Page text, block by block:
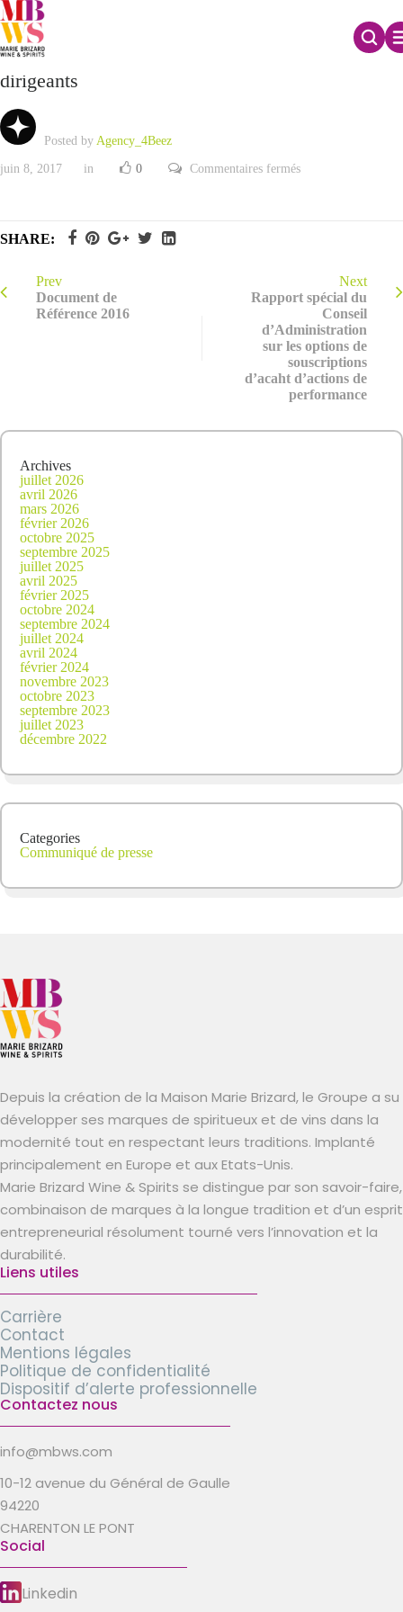
Rapport spécial sur les rémunérations des
dirigeants
Posted by Agency_4Beez
juin 8, 2017 in 0 Commentaires ferméssur
SHARE:
Prev
Document de
Référence 2016
Next
Rapport spécial du
Conseil
d’Administration
sur les options de
souscriptions
d’acaht d’actions de
performance
Archives
juillet 2026
avril 2026
mars 2026
février 2026
octobre 2025
septembre 2025
juillet 2025
avril 2025
février 2025
octobre 2024
septembre 2024
juillet 2024
avril 2024
février 2024
novembre 2023
octobre 2023
septembre 2023
juillet 2023
décembre 2022
Categories
Communiqué de presse
Depuis la création de la Maison Marie Brizard, le Groupe a su
développer ses marques de spiritueux et de vins dans la
modernité tout en respectant leurs traditions. Implanté
principalement en Europe et aux Etats-Unis.
Marie Brizard Wine & Spirits se distingue par son savoir-faire,
combinaison de marques à la longue tradition et d’un esprit
entrepreneurial résolument tourné vers l’innovation et la
durabilité.
Liens utiles
Carrière
Contact
Mentions légales
Politique de confidentialité
Dispositif d’alerte professionnelle
Contactez nous
info@mbws.com
10-12 avenue du Général de Gaulle
94220
CHARENTON LE PONT
Social
Linkedin